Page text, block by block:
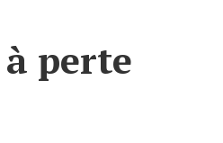
perte